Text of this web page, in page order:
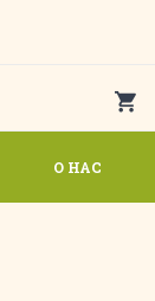
О НАС